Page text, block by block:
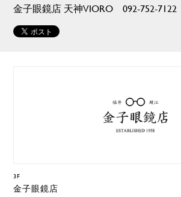
金子眼鏡店 天神VIORO 092-752-7122
3F
金子眼鏡店